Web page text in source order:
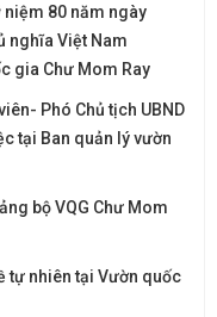
80 năm ngày
nghĩa Việt Nam
gia Chư Mom Ray
Phó Chủ tịch UBND
tại Ban quản lý vườn
bộ VQG Chư Mom
tự nhiên tại Vườn quốc